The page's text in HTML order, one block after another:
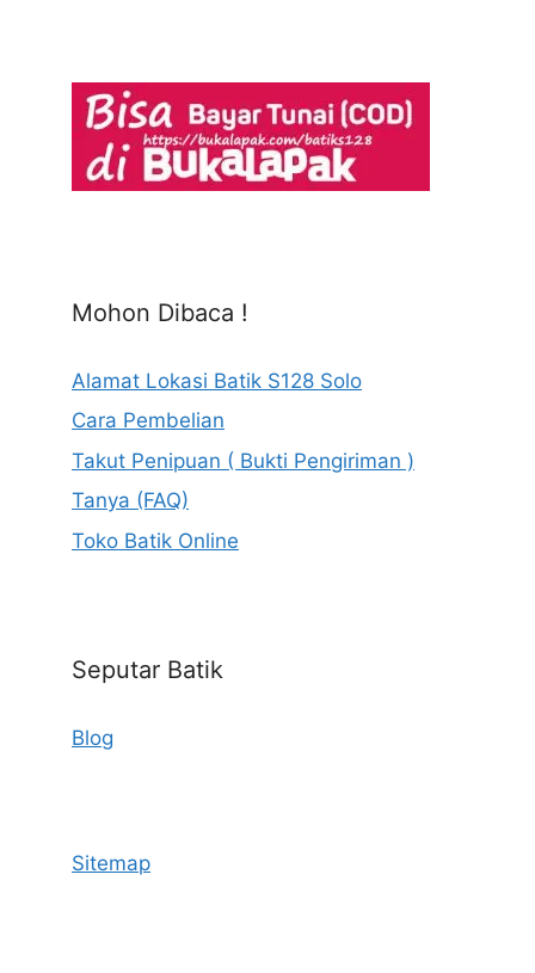
Mohon Dibaca !
Alamat Lokasi Batik S128 Solo
Cara Pembelian
Takut Penipuan ( Bukti Pengiriman )
Tanya (FAQ)
Toko Batik Online
Seputar Batik
Blog
Sitemap